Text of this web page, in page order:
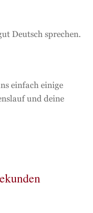
Deutsch sprechen.
einfach einige
und deine